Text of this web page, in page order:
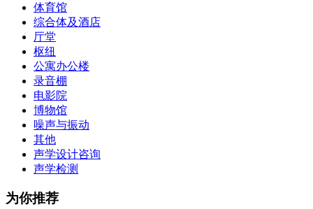
体育馆
综合体及酒店
厅堂
枢纽
公寓办公楼
录音棚
电影院
博物馆
噪声与振动
其他
声学设计咨询
声学检测
为你推荐